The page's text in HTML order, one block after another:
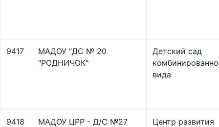
9417
МАДОУ "ДС № 20
"РОДНИЧОК"
Детский сад
вида
9418
МАДОУ ЦРР - Д/С №27
Центр развития